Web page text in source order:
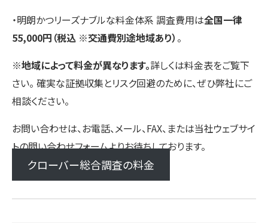
・明朗かつリーズナブルな料金体系 調査費用は全国一律
55,000円（税込 ※交通費別途地域あり） 。
※地域によって料金が異なります。詳しくは料金表をご覧下
さい。 確実な証拠収集とリスク回避のために、ぜひ弊社にご
相談ください。
お問い合わせは、お電話、メール、FAX、または当社ウェブサイ
トの問い合わせフォームよりお待ちしております。
クローバー総合調査の料金